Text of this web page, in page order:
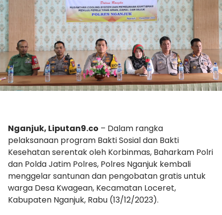
Nganjuk, Liputan9.co – Dalam rangka
pelaksanaan program Bakti Sosial dan Bakti
Kesehatan serentak oleh Korbinmas, Baharkam Polri
dan Polda Jatim Polres, Polres Nganjuk kembali
menggelar santunan dan pengobatan gratis untuk
warga Desa Kwagean, Kecamatan Loceret,
Kabupaten Nganjuk, Rabu (13/12/2023).